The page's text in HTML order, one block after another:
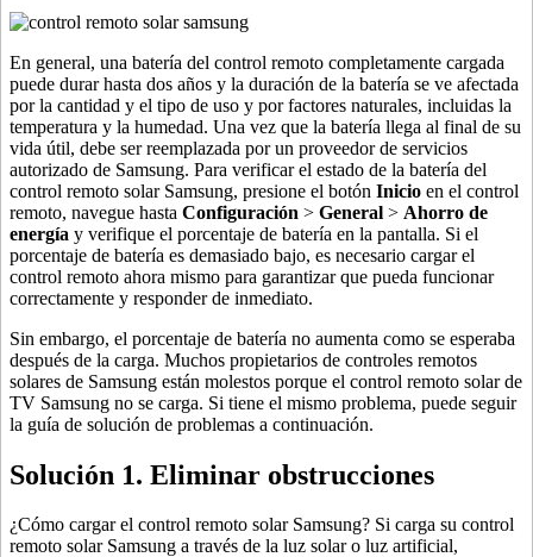
En general, una batería del control remoto completamente cargada
puede durar hasta dos años y la duración de la batería se ve afectada
por la cantidad y el tipo de uso y por factores naturales, incluidas la
temperatura y la humedad. Una vez que la batería llega al final de su
vida útil, debe ser reemplazada por un proveedor de servicios
autorizado de Samsung. Para verificar el estado de la batería del
control remoto solar Samsung, presione el botón Inicio en el control
remoto, navegue hasta Configuración > General > Ahorro de
energía y verifique el porcentaje de batería en la pantalla. Si el
porcentaje de batería es demasiado bajo, es necesario cargar el
control remoto ahora mismo para garantizar que pueda funcionar
correctamente y responder de inmediato.
Sin embargo, el porcentaje de batería no aumenta como se esperaba
después de la carga. Muchos propietarios de controles remotos
solares de Samsung están molestos porque el control remoto solar de
TV Samsung no se carga. Si tiene el mismo problema, puede seguir
la guía de solución de problemas a continuación.
Solución 1. Eliminar obstrucciones
¿Cómo cargar el control remoto solar Samsung? Si carga su control
remoto solar Samsung a través de la luz solar o luz artificial,